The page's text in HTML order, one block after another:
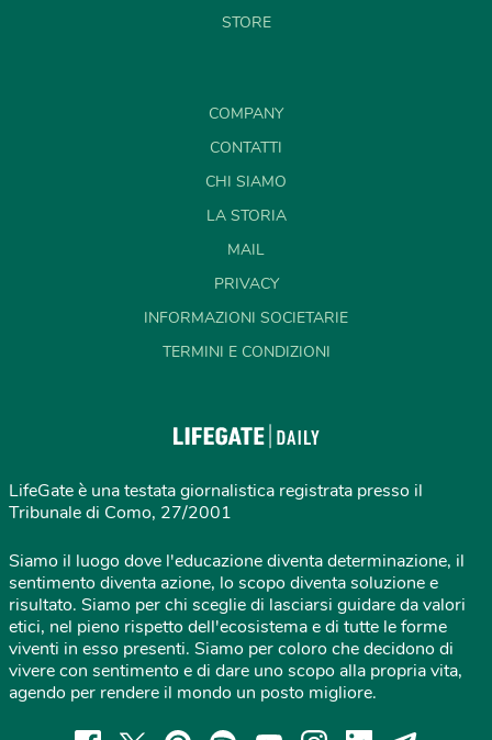
STORE
COMPANY
CONTATTI
CHI SIAMO
LA STORIA
MAIL
PRIVACY
INFORMAZIONI SOCIETARIE
TERMINI E CONDIZIONI
LifeGate è una testata giornalistica registrata presso il
Tribunale di Como, 27/2001
Siamo il luogo dove l'educazione diventa determinazione, il
sentimento diventa azione, lo scopo diventa soluzione e
risultato. Siamo per chi sceglie di lasciarsi guidare da valori
etici, nel pieno rispetto dell'ecosistema e di tutte le forme
viventi in esso presenti. Siamo per coloro che decidono di
vivere con sentimento e di dare uno scopo alla propria vita,
agendo per rendere il mondo un posto migliore.